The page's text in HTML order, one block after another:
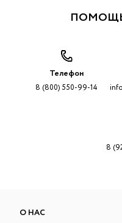
Телефон
8 (800) 550-99-14
8
О НАС